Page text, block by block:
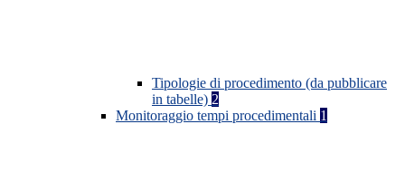
Tipologie di procedimento (da pubblicare
in tabelle) 2
Monitoraggio tempi procedimentali 1